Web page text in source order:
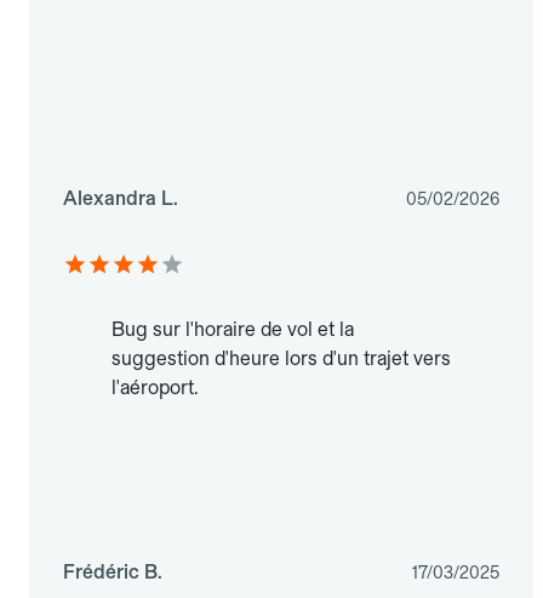
Alexandra L. 05/02/2026
Bug sur l'horaire de vol et la
suggestion d'heure lors d'un trajet vers
l'aéroport.
Frédéric B. 17/03/2025